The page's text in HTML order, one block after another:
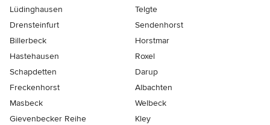
Lüdinghausen
Telgte
Drensteinfurt
Sendenhorst
Billerbeck
Horstmar
Hastehausen
Roxel
Schapdetten
Darup
Freckenhorst
Albachten
Masbeck
Welbeck
Gievenbecker Reihe
Kley